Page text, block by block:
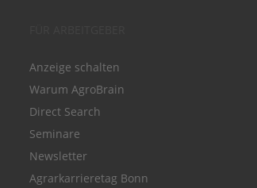
Anzeige schalten
Warum AgroBrain
Direct Search
Seminare
Newsletter
Agrarkarrieretag Bonn